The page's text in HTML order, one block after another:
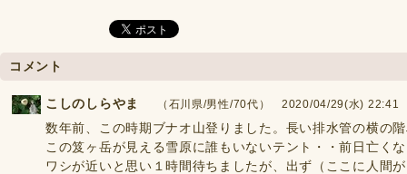
コメント
こしのしらやま （石川県/男性/70代） 2020/04/29(水) 22:41
数年前、この時期ブナオ山登りました。長い排水管の横の
この笈ヶ岳が見える雪原に誰もいないテント・・前日亡く
ワシが近いと思い１時間待ちましたが、出ず（ここに人間